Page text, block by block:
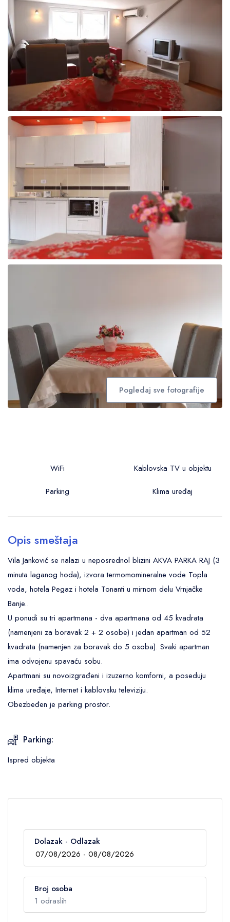
Pogledaj sve fotografije
WiFi Kablovska TV u objektu
Parking Klima uređaj
Opis smeštaja
Vila Janković se nalazi u neposrednol blizini AKVA PARKA RAJ (3
minuta laganog hoda), izvora termomomineralne vode Topla
voda, hotela Pegaz i hotela Tonanti u mirnom delu Vrnjačke
Banje..
U ponudi su tri apartmana - dva apartmana od 45 kvadrata
(namenjeni za boravak 2 + 2 osobe) i jedan apartman od 52
kvadrata (namenjen za boravak do 5 osoba). Svaki apartman
ima odvojenu spavaću sobu.
Apartmani su novoizgrađeni i izuzerno komforni, a poseduju
klima uređaje, Internet i kablovsku televiziju.
Obezbeđen je parking prostor.
Parking:
Ispred objekta
Dolazak - Odlazak
Broj osoba
1 odraslih